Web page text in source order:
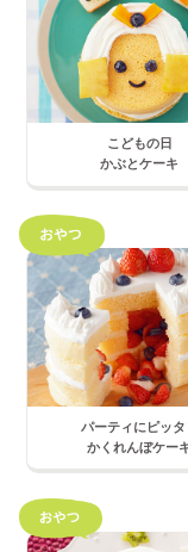
こどもの日
かぶとケーキ
パーティにピッタ
かくれんぼケー